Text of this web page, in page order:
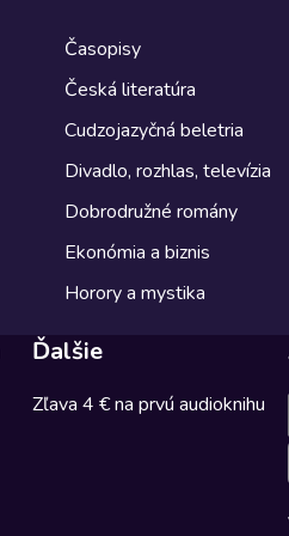
Časopisy
Česká literatúra
Cudzojazyčná beletria
Divadlo, rozhlas, televízia
Dobrodružné romány
Ekonómia a biznis
Horory a mystika
Ďalšie
Zľava 4 € na prvú audioknihu